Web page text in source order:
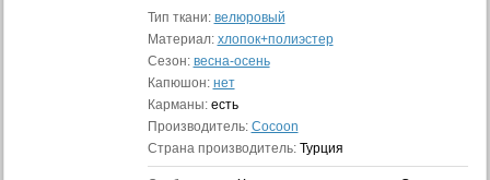
Тип ткани: велюровый
Материал: хлопок+полиэстер
Сезон: весна-осень
Капюшон: нет
Карманы: есть
Производитель: Cocoon
Страна производитель: Турция